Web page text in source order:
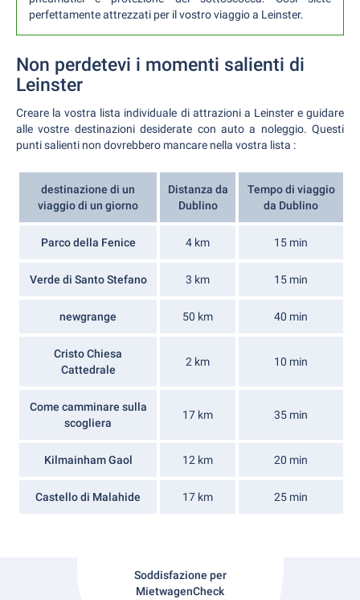
perfettamente attrezzati per il vostro viaggio a Leinster.
Non perdetevi i momenti salienti di
Leinster
Creare la vostra lista individuale di attrazioni a Leinster e guidare
alle vostre destinazioni desiderate con auto a noleggio. Questi
punti salienti non dovrebbero mancare nella vostra lista :
destinazione di un
viaggio di un giorno
Distanza da
Dublino
Tempo di viaggio
da Dublino
Parco della Fenice 4 km 15 min
Verde di Santo Stefano 3 km 15 min
newgrange 50 km 40 min
Cristo Chiesa
Cattedrale
2 km 10 min
Come camminare sulla
scogliera
17 km 35 min
Kilmainham Gaol 12 km 20 min
Castello di Malahide 17 km 25 min
Soddisfazione per
MietwagenCheck